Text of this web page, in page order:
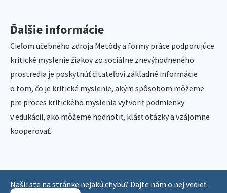
Ďalšie informácie
Cieľom učebného zdroja Metódy a formy práce podporujúce
kritické myslenie žiakov zo sociálne znevýhodneného
prostredia je poskytnúť čitateľovi základné informácie
o tom, čo je kritické myslenie, akým spôsobom môžeme
pre proces kritického myslenia vytvoriť podmienky
v edukácii, ako môžeme hodnotiť, klásť otázky a vzájomne
kooperovať.
Našli ste na stránke nejakú chybu? Dajte nám o nej vedieť.